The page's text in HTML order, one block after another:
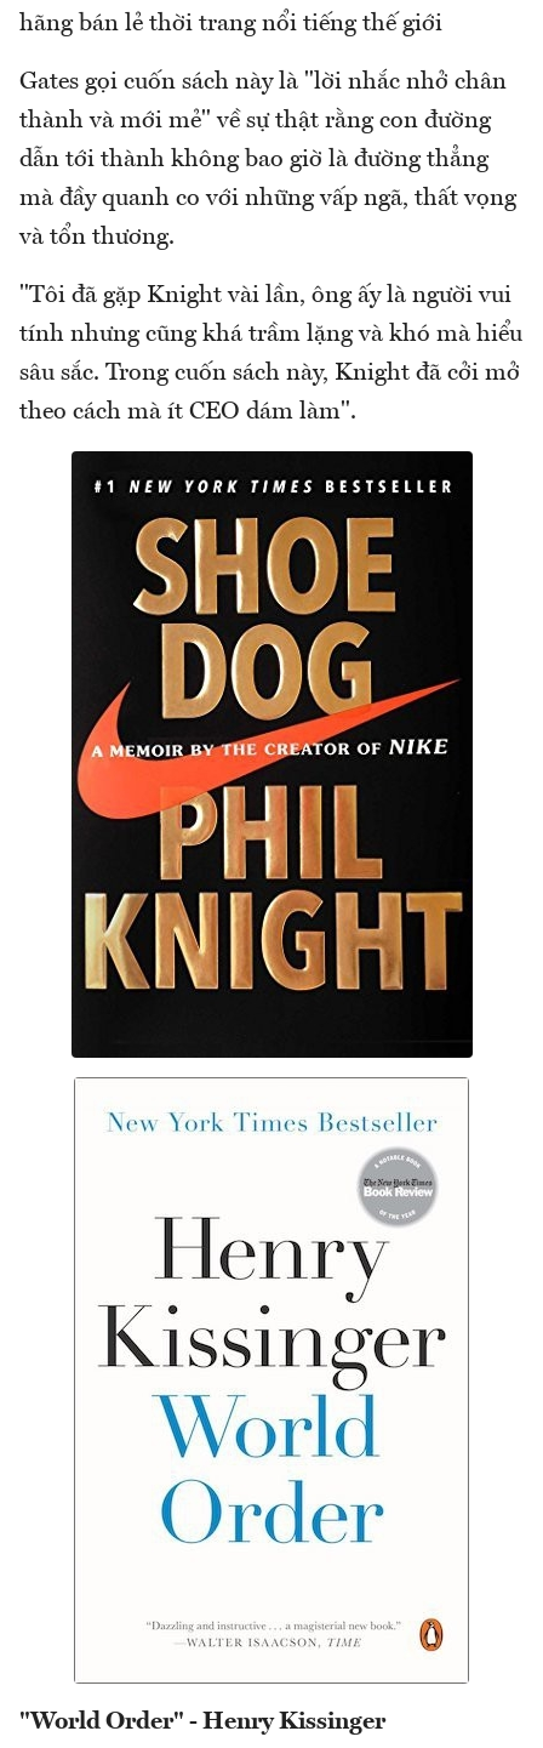
hãng bán lẻ thời trang nổi tiếng thế giới
Gates gọi cuốn sách này là "lời nhắc nhở chân
thành và mới mẻ" về sự thật rằng con đường
dẫn tới thành không bao giờ là đường thẳng
mà đầy quanh co với những vấp ngã, thất vọng
và tổn thương.
"Tôi đã gặp Knight vài lần, ông ấy là người vui
tính nhưng cũng khá trầm lặng và khó mà hiểu
sâu sắc. Trong cuốn sách này, Knight đã cởi mở
theo cách mà ít CEO dám làm".
"World Order" - Henry Kissinger